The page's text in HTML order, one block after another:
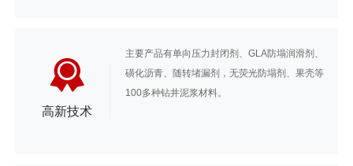
高新技术
主要产品有单向压力封闭剂、GLA防塌润滑剂、
磺化沥青、随转堵漏剂，无荧光防塌剂、果壳等
100多种钻井泥浆材料。